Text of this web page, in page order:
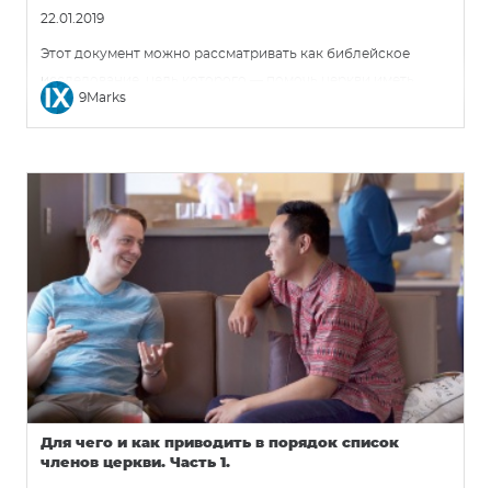
22.01.2019
Этот документ можно рассматривать как библейское
исследование, цель которого — помочь церкви иметь
единое представление и ожидания того, как они будут
стремиться организовывать церковную жизнь.
9Marks
Для чего и как приводить в порядок список
членов церкви. Часть 1.